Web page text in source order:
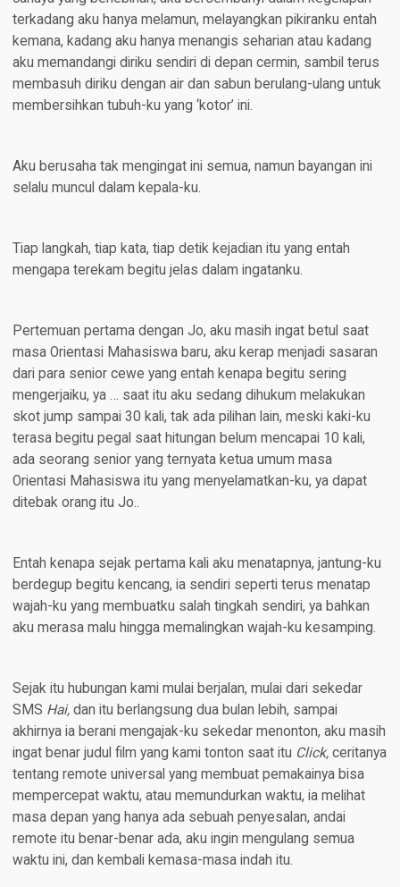
terkadang aku hanya melamun, melayangkan pikiranku entah
kemana, kadang aku hanya menangis seharian atau kadang
aku memandangi diriku sendiri di depan cermin, sambil terus
membasuh diriku dengan air dan sabun berulang-ulang untuk
membersihkan tubuh-ku yang ‘kotor’ ini.
Aku berusaha tak mengingat ini semua, namun bayangan ini
selalu muncul dalam kepala-ku.
Tiap langkah, tiap kata, tiap detik kejadian itu yang entah
mengapa terekam begitu jelas dalam ingatanku.
Pertemuan pertama dengan Jo, aku masih ingat betul saat
masa Orientasi Mahasiswa baru, aku kerap menjadi sasaran
dari para senior cewe yang entah kenapa begitu sering
mengerjaiku, ya … saat itu aku sedang dihukum melakukan
skot jump sampai 30 kali, tak ada pilihan lain, meski kaki-ku
terasa begitu pegal saat hitungan belum mencapai 10 kali,
ada seorang senior yang ternyata ketua umum masa
Orientasi Mahasiswa itu yang menyelamatkan-ku, ya dapat
ditebak orang itu Jo..
Entah kenapa sejak pertama kali aku menatapnya, jantung-ku
berdegup begitu kencang, ia sendiri seperti terus menatap
wajah-ku yang membuatku salah tingkah sendiri, ya bahkan
aku merasa malu hingga memalingkan wajah-ku kesamping.
Sejak itu hubungan kami mulai berjalan, mulai dari sekedar
SMS Hai, dan itu berlangsung dua bulan lebih, sampai
akhirnya ia berani mengajak-ku sekedar menonton, aku masih
ingat benar judul film yang kami tonton saat itu Click, ceritanya
tentang remote universal yang membuat pemakainya bisa
mempercepat waktu, atau memundurkan waktu, ia melihat
masa depan yang hanya ada sebuah penyesalan, andai
remote itu benar-benar ada, aku ingin mengulang semua
waktu ini, dan kembali kemasa-masa indah itu.